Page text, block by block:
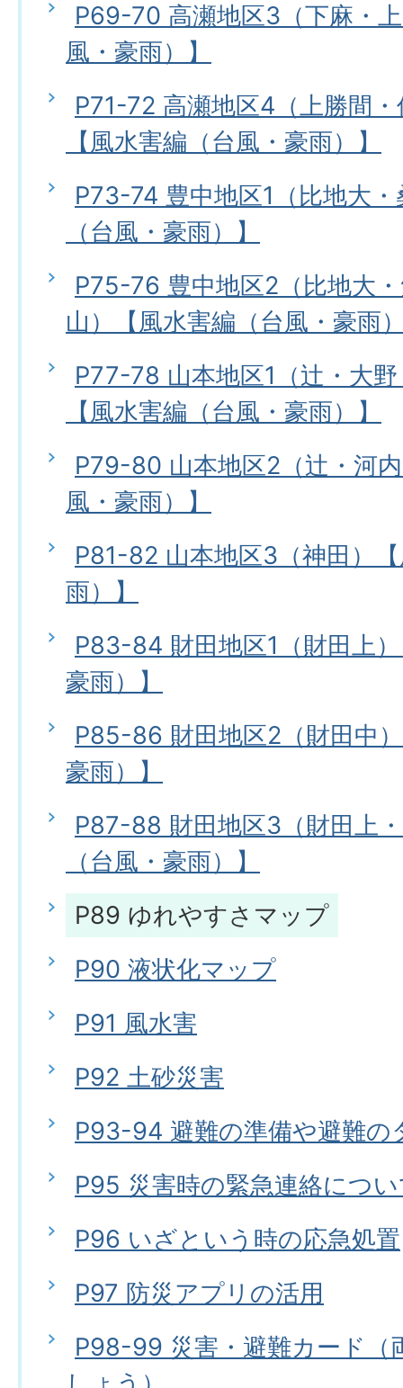
P69-70 高瀬地区3（下麻・
風・豪雨）】
P71-72 高瀬地区4（上勝間
【風水害編（台風・豪雨）】
P73-74 豊中地区1（比地大
（台風・豪雨）】
P75-76 豊中地区2（比地大
山）【風水害編（台風・豪雨
P77-78 山本地区1（辻・大
【風水害編（台風・豪雨）】
P79-80 山本地区2（辻・河
風・豪雨）】
P81-82 山本地区3（神田）
雨）】
P83-84 財田地区1（財田上
豪雨）】
P85-86 財田地区2（財田中
豪雨）】
P87-88 財田地区3（財田上
（台風・豪雨）】
P89 ゆれやすさマップ
P90 液状化マップ
P91 風水害
P92 土砂災害
P93-94 避難の準備や避難の
P95 災害時の緊急連絡につ
P96 いざという時の応急処置
P97 防災アプリの活用
P98-99 災害・避難カード（